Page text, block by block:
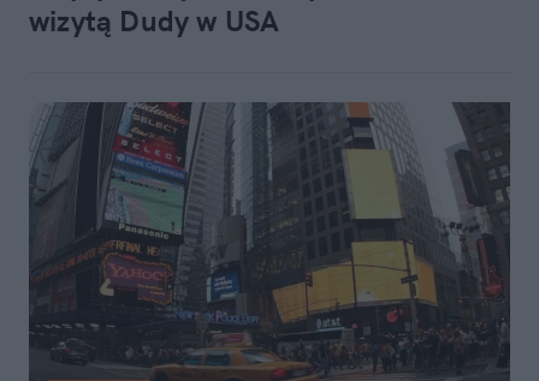
wizytą Dudy w USA